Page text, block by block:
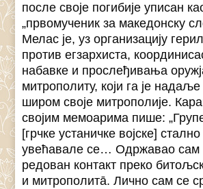
после своје погибије уписан
„првомученик за македонску
Мелас је, уз организацију
против егзархиста,
набавке и прослеђивања
митрополиту, који га је
широм своје митрополије.
својим мемоарима пише:
[грчке устаничке војске]
увећавале се… Одржавао
редован контакт преко
и митрополитā. Лично сам се